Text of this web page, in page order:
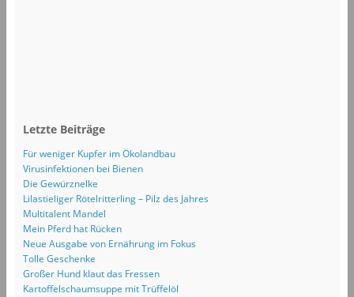
Letzte Beiträge
Für weniger Kupfer im Ökolandbau
Virusinfektionen bei Bienen
Die Gewürznelke
Lilastieliger Rötelritterling – Pilz des Jahres
Multitalent Mandel
Mein Pferd hat Rücken
Neue Ausgabe von Ernährung im Fokus
Tolle Geschenke
Großer Hund klaut das Fressen
Kartoffelschaumsuppe mit Trüffelöl